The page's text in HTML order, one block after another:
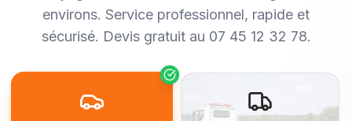
environs. Service professionnel, rapide et
sécurisé. Devis gratuit au 07 45 12 32 78.